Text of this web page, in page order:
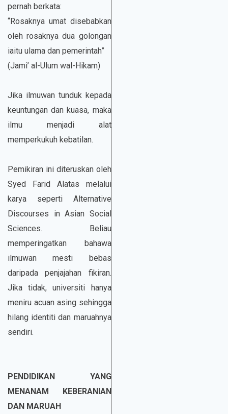
pernah berkata:
“Rosaknya umat disebabkan
oleh rosaknya dua golongan
iaitu ulama dan pemerintah”
(Jami’ al-Ulum wal-Hikam)
Jika ilmuwan tunduk kepada
keuntungan dan kuasa, maka
ilmu menjadi alat
memperkukuh kebatilan.
Pemikiran ini diteruskan oleh
Syed Farid Alatas melalui
karya seperti Alternative
Discourses in Asian Social
Sciences. Beliau
memperingatkan bahawa
ilmuwan mesti bebas
daripada penjajahan fikiran.
Jika tidak, universiti hanya
meniru acuan asing sehingga
hilang identiti dan maruahnya
sendiri.
PENDIDIKAN YANG
MENANAM KEBERANIAN
DAN MARUAH